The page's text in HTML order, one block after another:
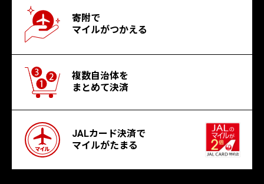
寄附で
マイルがつかえる
複数自治体を
まとめて決済
JALカード決済で
マイルがたまる